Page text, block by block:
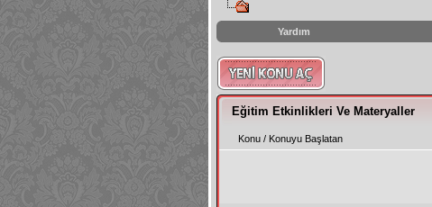
Yardım
instagram
izlenme
hilesi
Eğitim Etkinlikleri Ve Materyaller
Konu / Konuyu Başlatan